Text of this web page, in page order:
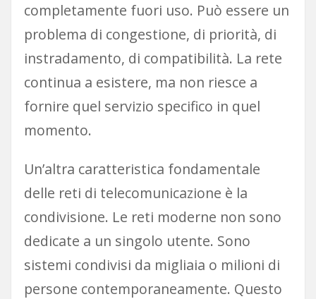
completamente fuori uso. Può essere un
problema di congestione, di priorità, di
instradamento, di compatibilità. La rete
continua a esistere, ma non riesce a
fornire quel servizio specifico in quel
momento.
Un’altra caratteristica fondamentale
delle reti di telecomunicazione è la
condivisione. Le reti moderne non sono
dedicate a un singolo utente. Sono
sistemi condivisi da migliaia o milioni di
persone contemporaneamente. Questo